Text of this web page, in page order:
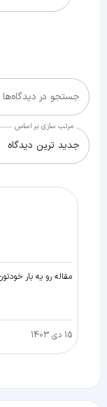
جستجو در دیدگاه‌ها
مرتب سازی بر اساس
جدید ترین دیدگاه
مقاله رو یه بار
15 دی 1403